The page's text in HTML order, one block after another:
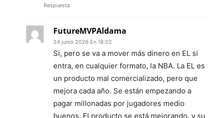
Respuesta
FutureMVPAldama
24 junio 2026 En 18:02
Si, pero se va a mover más dinero en EL si
entra, en cualquier formato, la NBA. La EL es
un producto mal comercializado, pero que
mejora cada año. Se están empezando a
pagar millonadas por jugadores medio
buenos. El producto se está mejorando. y su